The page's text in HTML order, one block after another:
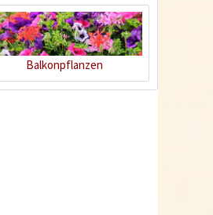
Aji Escabeche Chili
Samen
Inhalt10 Stück(0,24 € * / 1 Stück)
Balkonpflanzen